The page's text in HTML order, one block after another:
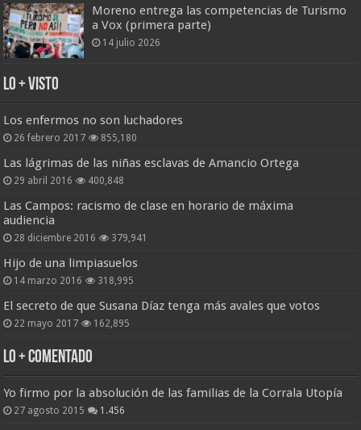
Moreno entrega las competencias de Turismo
a Vox (primera parte)
14 julio 2026
Lo + Visto
Los enfermos no son luchadores
26 febrero 2017 855,180
Las lágrimas de las niñas esclavas de Amancio Ortega
29 abril 2016 400,848
Las Campos: racismo de clase en horario de máxima
audiencia
28 diciembre 2016 379,941
Hijo de una limpiasuelos
14 marzo 2016 318,995
El secreto de que Susana Díaz tenga más avales que votos
22 mayo 2017 162,895
Lo + Comentado
Yo firmo por la absolución de las familias de la Corrala Utopía
27 agosto 2015 1.456